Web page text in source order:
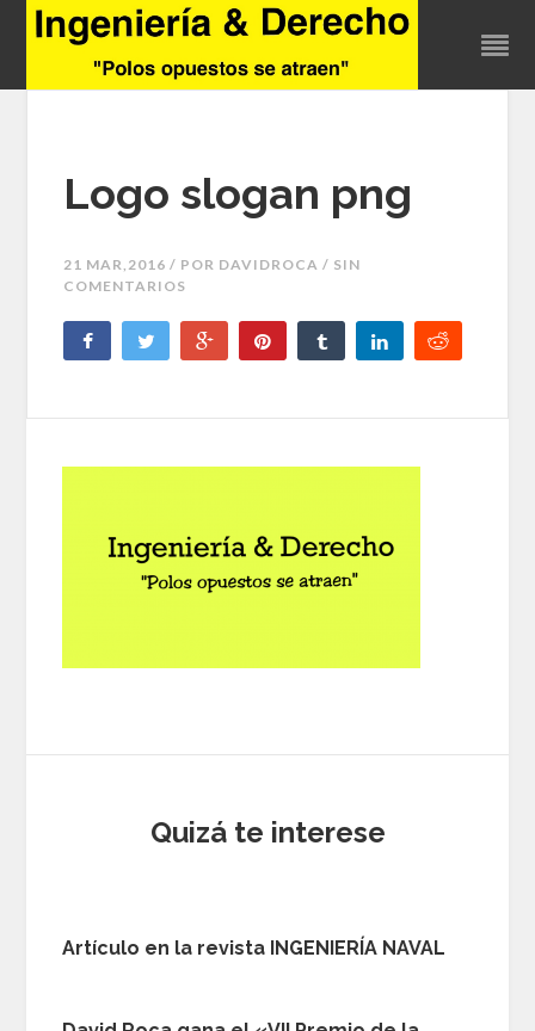
Logo slogan png
21 MAR,2016 / POR DAVIDROCA / SIN
COMENTARIOS
Quizá te interese
Artículo en la revista INGENIERÍA NAVAL